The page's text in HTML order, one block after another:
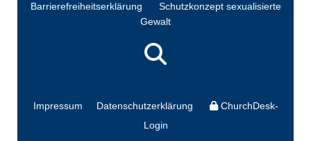
Barrierefreiheitserklärung
Schutzkonzept sexualisierte
Gewalt
Impressum Datenschutzerklärung
ChurchDesk-
Login